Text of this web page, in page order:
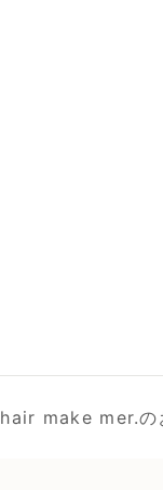
hair make mer.の